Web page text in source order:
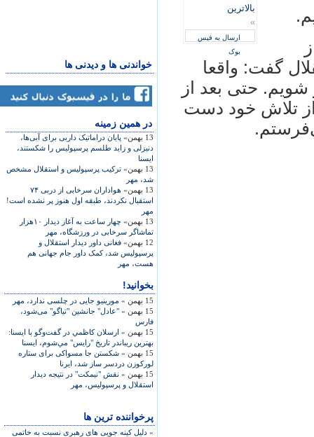
خواندنی ها و دیدنی ها
در همين زمينه
13 بهمن»
پايان دراماتيک داربی برای آبی‌ها،
دنيزلی و زايد طلسم پرسپوليس را شکستند،
ايسنا
13 بهمن»
ترکيب پرسپوليس و استقلال مشخص
شد، مهر
13 بهمن»
هواداران سرخابی از دربی ۷۴
استقبال نکردند، طبقه اول هنوز پر نشده است!
مهر
13 بهمن»
چهار ساعت به آغاز ديدار ۱۰هزار
تماشاگر سرخابی در ورزشگاه، مهر
12 بهمن»
فغانی داور ديدار استقلال و
پرسپوليس شد، کمک داور جام جهانی هم
هست، مهر
بخوانید!
15 بهمن »
مورینیو جایی در چلسی ندارد، مهر
15 بهمن »
"عادل" جانشین "تیاگو" می‌شود،
فارس
15 بهمن »
ارسلان كاظمي در گفت‌وگو با ايسنا:
بهترين ريباندر تاريخ "رايس" مي‌شوم، ایسنا
15 بهمن »
شكستن جا مسواكی برای ستاره
لوركوزن دردسر ساز شد، ایرنا
15 بهمن »
نقش "نیمکت" در نتیجه دیدار
استقلال و پرسپولیس، مهر
پرخواننده ترین ها
» دلیل کینه جویی های رهبری نسبت به خاتمی
بالاترین
»
ارسال به فیس
بوک
گفت: واقعا
شويم. حتی بعد از
از تلاش خود دست